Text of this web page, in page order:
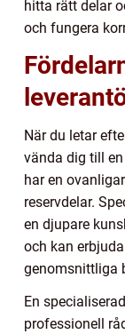
hitta rätt delar
och fungera
När du letar
vända dig till
har en
reservdelar.
en djupare
och kan
genomsnittliga
En
professionell